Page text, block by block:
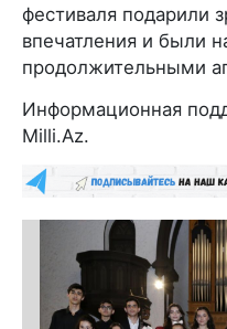
фестиваля подарили
впечатления и были
продолжительными
Информационная
Milli.Az.